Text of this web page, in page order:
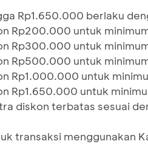
Rp1.650.000 berlaku
Rp200.000 untuk
Rp300.000 untuk
Rp500.000 untuk
Rp1.000.000 untuk
Rp1.650.000 untuk
diskon terbatas sesuai
transaksi menggunakan